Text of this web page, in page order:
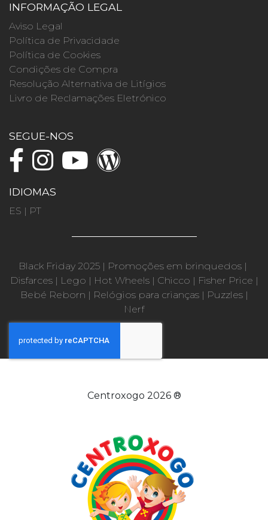
INFORMAÇÃO LEGAL
Aviso Legal
Política de Privacidade
Política de Cookies
Condições de Compra
Resolução Alternativa de Litígios
Livro de Reclamações Eletrónico
SEGUE-NOS
IDIOMAS
ES | PT
Black Friday 2025 | Promoções em brinquedos |
Disfarces| Lego | Hot Wheels| Chicco | Fisher Price |
Bebé Reborn | Relógios para crianças| Puzzles|
Nerf
Centroxogo 2026 ®